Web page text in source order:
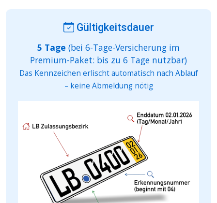
Gültigkeitsdauer
5 Tage (bei 6-Tage-Versicherung im
Premium-Paket: bis zu 6 Tage nutzbar)
Das Kennzeichen erlischt automatisch nach Ablauf
– keine Abmeldung nötig